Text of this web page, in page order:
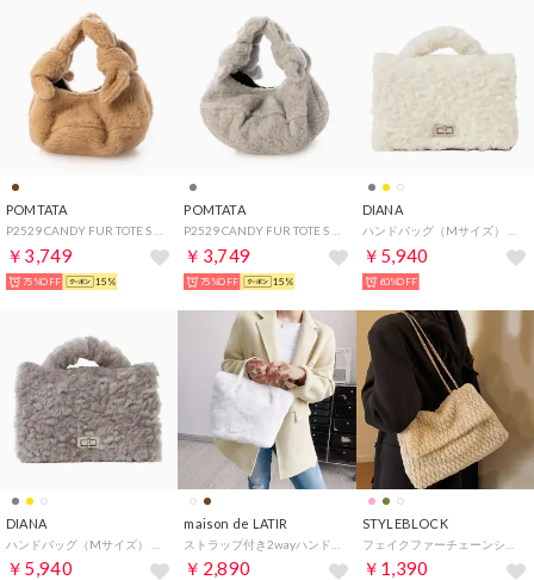
POMTATA
P2529 CANDY FUR TOTE S （キャメル）
￥3,749
75%OFF 15%
POMTATA
P2529 CANDY FUR TOTE S （グレー）
￥3,749
75%OFF 15%
DIANA
ハンドバッグ（Mサイズ） （アイボリーファー）
￥5,940
60%OFF
DIANA
￥5,940
maison de LATIR
￥2,890
STYLEBLOCK
￥1,390